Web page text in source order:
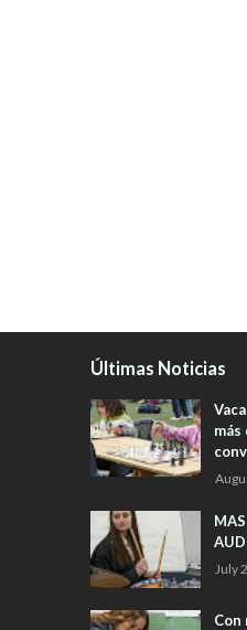
Últimas Noticias
July
Con